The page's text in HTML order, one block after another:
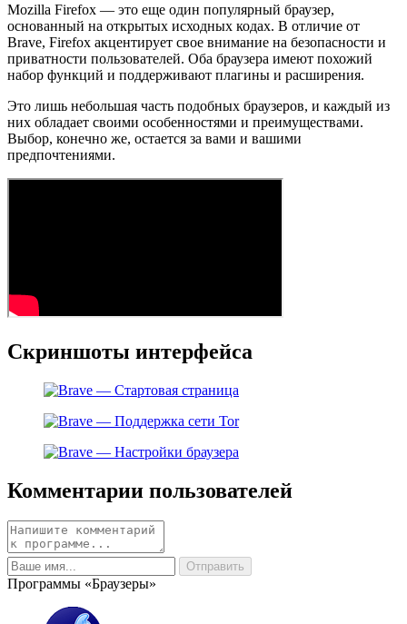
Mozilla Firefox — это еще один популярный браузер,
основанный на открытых исходных кодах. В отличие от
Brave, Firefox акцентирует свое внимание на безопасности и
приватности пользователей. Оба браузера имеют похожий
набор функций и поддерживают плагины и расширения.
Это лишь небольшая часть подобных браузеров, и каждый из
них обладает своими особенностями и преимуществами.
Выбор, конечно же, остается за вами и вашими
предпочтениями.
Скриншоты интерфейса
Комментарии пользователей
Программы «Браузеры»